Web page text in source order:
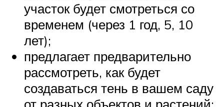
участок будет смотреться со
временем (через 1 год, 5, 10
лет);
предлагает предварительно
рассмотреть, как будет
создаваться тень в вашем саду